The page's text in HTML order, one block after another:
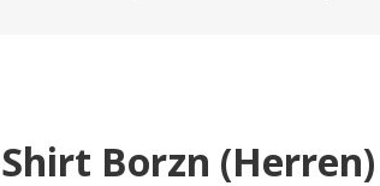
Shirt Borzn (Herren)